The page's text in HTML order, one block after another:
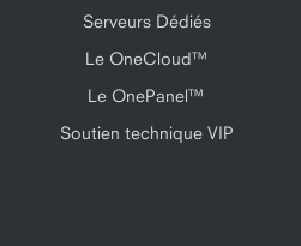
Serveurs Dédiés
Le OneCloud™
Le OnePanel™
Soutien technique VIP